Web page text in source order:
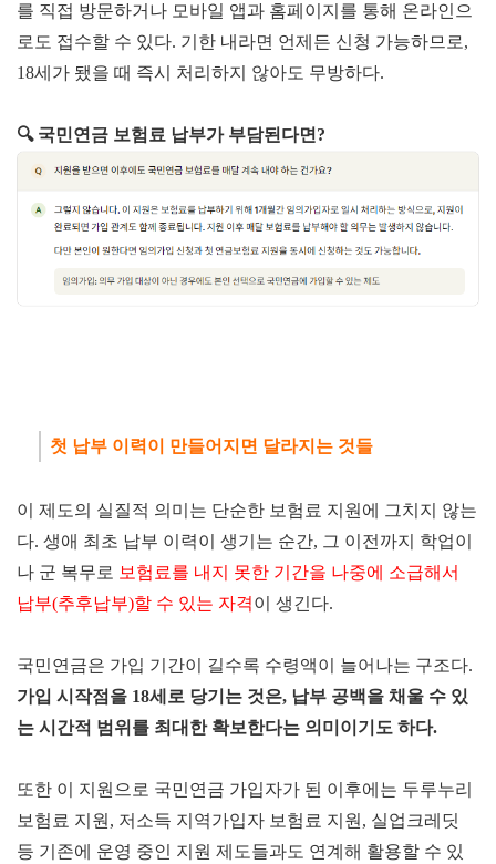
를 직접 방문하거나 모바일 앱과 홈페이지를 통해 온라인으
로도 접수할 수 있다. 기한 내라면 언제든 신청 가능하므로,
18세가 됐을 때 즉시 처리하지 않아도 무방하다.
🔍 국민연금 보험료 납부가 부담된다면?
첫 납부 이력이 만들어지면 달라지는 것들
이 제도의 실질적 의미는 단순한 보험료 지원에 그치지 않는
다. 생애 최초 납부 이력이 생기는 순간, 그 이전까지 학업이
나 군 복무로 보험료를 내지 못한 기간을 나중에 소급해서
납부(추후납부)할 수 있는 자격이 생긴다.
국민연금은 가입 기간이 길수록 수령액이 늘어나는 구조다.
가입 시작점을 18세로 당기는 것은, 납부 공백을 채울 수 있
는 시간적 범위를 최대한 확보한다는 의미이기도 하다.
또한 이 지원으로 국민연금 가입자가 된 이후에는 두루누리
보험료 지원, 저소득 지역가입자 보험료 지원, 실업크레딧
등 기존에 운영 중인 지원 제도들과도 연계해 활용할 수 있